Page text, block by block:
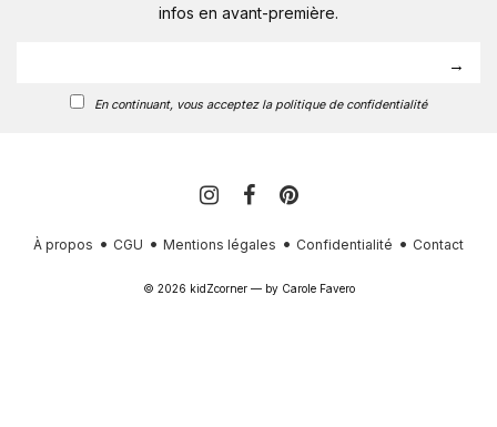
infos en avant-première.
En continuant, vous acceptez la politique de confidentialité
À propos CGU Mentions légales Confidentialité Contact
© 2026 kidZcorner — by Carole Favero